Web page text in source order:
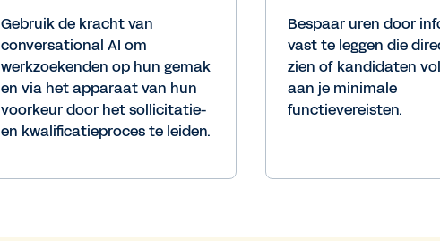
Gebruik de kracht van
conversational AI om
werkzoekenden op hun gemak
en via het apparaat van hun
voorkeur door het sollicitatie-
en kwalificatieproces te leiden.
Bespaar uren door
vast te leggen die
zien of kandidaten
aan je minimale
functievereisten.